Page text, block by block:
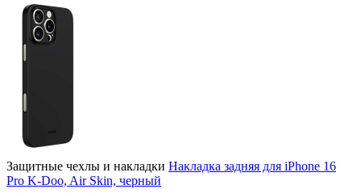
Защитные чехлы и накладки Накладка задняя для iPhone 16
Pro K-Doo, Air Skin, черный